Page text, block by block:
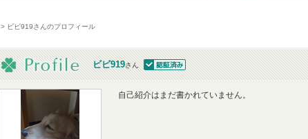
> ビビ919さんのプロフィール
ビビ919さん
認証済
自己紹介はまだ書かれていません。